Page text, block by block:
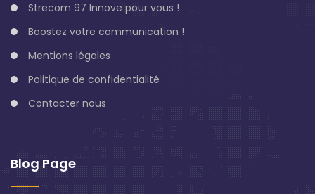
Strecom 97 Innove pour vous !
Boostez votre communication !
Mentions légales
Politique de confidentialité
Contacter nous
Blog Page